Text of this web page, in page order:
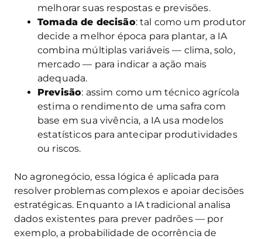
melhorar suas respostas e previsões.
Tomada de decisão: tal como um produtor
decide a melhor época para plantar, a IA
combina múltiplas variáveis — clima, solo,
mercado — para indicar a ação mais
adequada.
Previsão: assim como um técnico agrícola
estima o rendimento de uma safra com
base em sua vivência, a IA usa modelos
estatísticos para antecipar produtividades
ou riscos.
No agronegócio, essa lógica é aplicada para
resolver problemas complexos e apoiar decisões
estratégicas. Enquanto a IA tradicional analisa
dados existentes para prever padrões — por
exemplo, a probabilidade de ocorrência de